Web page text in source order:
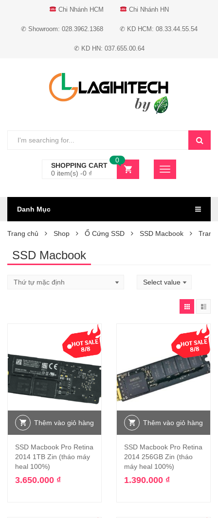
Chi Nhánh HCM Chi Nhánh HN
✆ Showroom: 028.3962.1368 ✆ KD HCM: 08.33.44.55.54
✆ KD HN: 037.655.00.64
SHOPPING CART
0 item(s) -0 ₫
0
Danh Mục
Trang chủ Shop Ổ Cứng SSD SSD Macbook Trang
SSD Macbook
Thêm vào giỏ hàng
SSD Macbook Pro Retina
2014 1TB Zin (tháo máy
heal 100%)
3.650.000 ₫
Thêm vào giỏ hàng
SSD Macbook Pro Retina
2014 256GB Zin (tháo
máy heal 100%)
1.390.000 ₫